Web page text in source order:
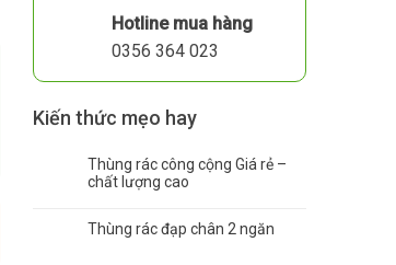
Hotline mua hàng
0356 364 023
Kiến thức mẹo hay
Thùng rác công cộng Giá rẻ –
chất lượng cao
Thùng rác đạp chân 2 ngăn